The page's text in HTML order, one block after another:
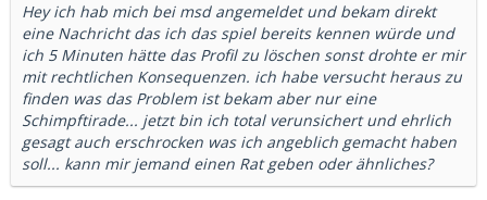
Hey ich hab mich bei msd angemeldet und bekam direkt
eine Nachricht das ich das spiel bereits kennen würde und
ich 5 Minuten hätte das Profil zu löschen sonst drohte er mir
mit rechtlichen Konsequenzen. ich habe versucht heraus zu
finden was das Problem ist bekam aber nur eine
Schimpftirade... jetzt bin ich total verunsichert und ehrlich
gesagt auch erschrocken was ich angeblich gemacht haben
soll... kann mir jemand einen Rat geben oder ähnliches?